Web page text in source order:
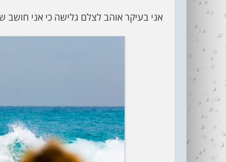
אני בעיקר אוהב לצלם גלישה כי אני חושב